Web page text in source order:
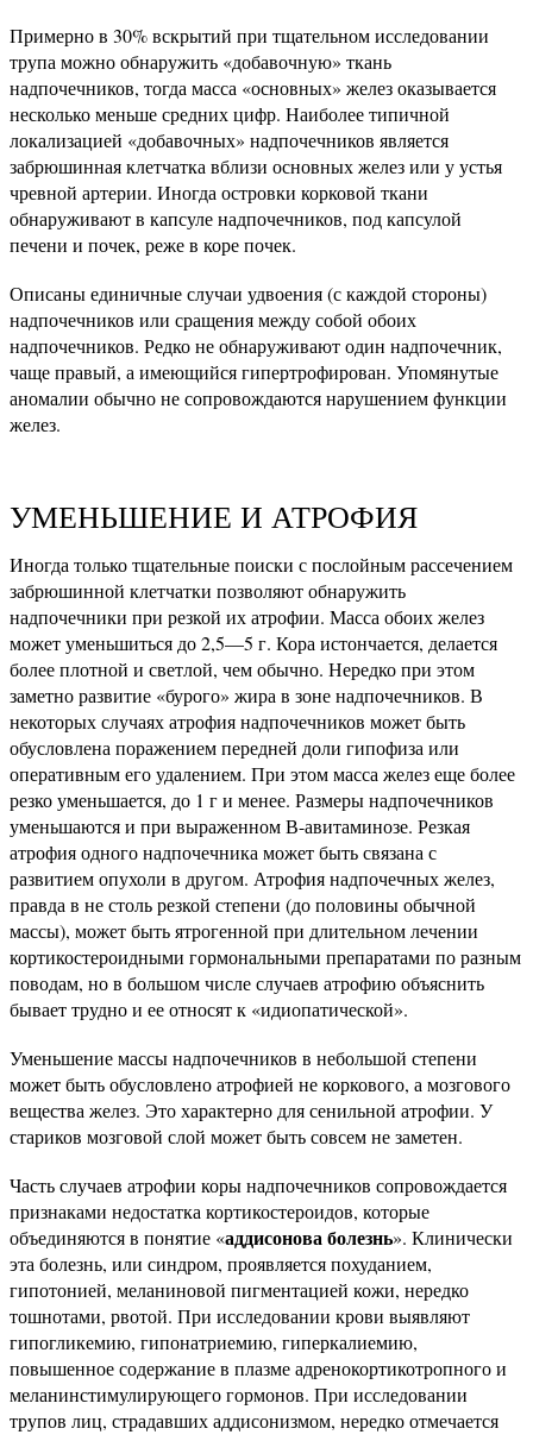
Примерно в 30% вскрытий при тщательном исследовании
трупа можно обнаружить «добавочную» ткань
надпочечников, тогда масса «основных» желез оказывается
несколько меньше средних цифр. Наиболее типичной
локализацией «добавочных» надпочечников является
забрюшинная клетчатка вблизи основных желез или у устья
чревной артерии. Иногда островки корковой ткани
обнаруживают в капсуле надпочечников, под капсулой
печени и почек, реже в коре почек.
Описаны единичные случаи удвоения (с каждой стороны)
надпочечников или сращения между собой обоих
надпочечников. Редко не обнаруживают один надпочечник,
чаще правый, а имеющийся гипертрофирован. Упомянутые
аномалии обычно не сопровождаются нарушением функции
желез.
УМЕНЬШЕНИЕ И АТРОФИЯ
Иногда только тщательные поиски с послойным рассечением
забрюшинной клетчатки позволяют обнаружить
надпочечники при резкой их атрофии. Масса обоих желез
может уменьшиться до 2,5—5 г. Кора истончается, делается
более плотной и светлой, чем обычно. Нередко при этом
заметно развитие «бурого» жира в зоне надпочечников. В
некоторых случаях атрофия надпочечников может быть
обусловлена поражением передней доли гипофиза или
оперативным его удалением. При этом масса желез еще более
резко уменьшается, до 1 г и менее. Размеры надпочечников
уменьшаются и при выраженном В-авитаминозе. Резкая
атрофия одного надпочечника может быть связана с
развитием опухоли в другом. Атрофия надпочечных желез,
правда в не столь резкой степени (до половины обычной
массы), может быть ятрогенной при длительном лечении
кортикостероидными гормональными препаратами по разным
поводам, но в большом числе случаев атрофию объяснить
бывает трудно и ее относят к «идиопатической».
Уменьшение массы надпочечников в небольшой степени
может быть обусловлено атрофией не коркового, а мозгового
вещества желез. Это характерно для сенильной атрофии. У
стариков мозговой слой может быть совсем не заметен.
Часть случаев атрофии коры надпочечников сопровождается
признаками недостатка кортикостероидов, которые
объединяются в понятие «аддисонова болезнь». Клинически
эта болезнь, или синдром, проявляется похуданием,
гипотонией, меланиновой пигментацией кожи, нередко
тошнотами, рвотой. При исследовании крови выявляют
гипогликемию, гипонатриемию, гиперкалиемию,
повышенное содержание в плазме адренокортикотропного и
меланинстимулирующего гормонов. При исследовании
трупов лиц, страдавших аддисонизмом, нередко отмечается